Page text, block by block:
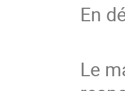
En
Le